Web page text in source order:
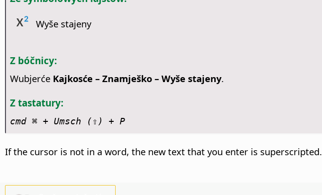
Wyše stajeny
Z bóčnicy:
Wubjerće Kajkosće – Znamješko – Wyše stajeny.
Z tastatury:
cmd ⌘+ Umsch (⇧) + P
If the cursor is not in a word, the new text that you enter is superscripted.